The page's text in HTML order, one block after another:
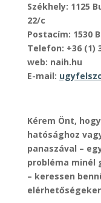
Székhely: 1125
22/c
Postacím: 1530
Telefon: +36 (1)
web: naih.hu
E-mail:
Kérem Önt,
hatósághoz
panaszával –
probléma minél
– keressen